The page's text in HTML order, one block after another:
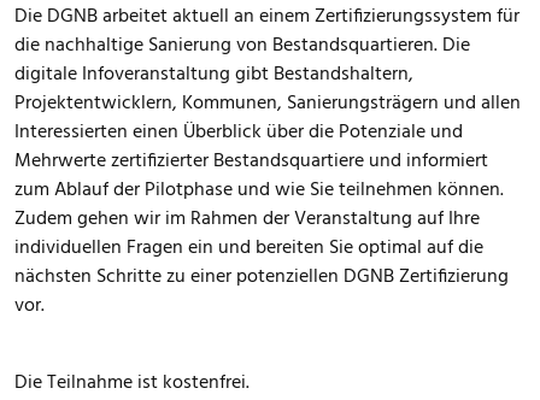
Die DGNB arbeitet aktuell an einem Zertifizierungssystem für
die nachhaltige Sanierung von Bestandsquartieren. Die
digitale Infoveranstaltung gibt Bestandshaltern,
Projektentwicklern, Kommunen, Sanierungsträgern und allen
Interessierten einen Überblick über die Potenziale und
Mehrwerte zertifizierter Bestandsquartiere und informiert
zum Ablauf der Pilotphase und wie Sie teilnehmen können.
Zudem gehen wir im Rahmen der Veranstaltung auf Ihre
individuellen Fragen ein und bereiten Sie optimal auf die
nächsten Schritte zu einer potenziellen DGNB Zertifizierung
vor.
Die Teilnahme ist kostenfrei.